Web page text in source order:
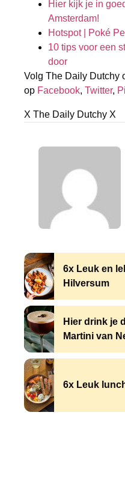
Hier kijk je in
Amsterdam!
Hotspot | Poké
10 tips voor een
door
Volg The Daily Dutchy
op Facebook, Twitter,
X The Daily Dutchy X
6x Leuk en
Hilversum
Hier drink je
Martini van
6x Leuk